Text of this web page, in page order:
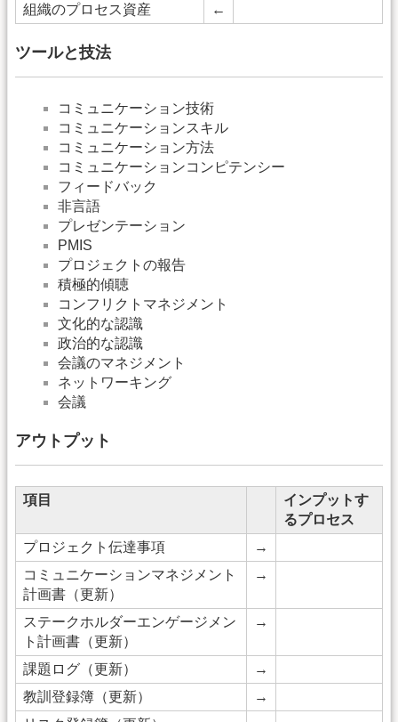
組織のプロセス資産
←
ツールと技法
コミュニケーション技術
コミュニケーションスキル
コミュニケーション方法
コミュニケーションコンピテンシー
フィードバック
非言語
プレゼンテーション
PMIS
プロジェクトの報告
積極的傾聴
コンフリクトマネジメント
文化的な認識
政治的な認識
会議のマネジメント
ネットワーキング
会議
アウトプット
項目
インプットす
るプロセス
プロジェクト伝達事項
→
コミュニケーションマネジメント
計画書（更新）
→
ステークホルダーエンゲージメン
ト計画書（更新）
→
課題ログ（更新）
→
教訓登録簿（更新）
→